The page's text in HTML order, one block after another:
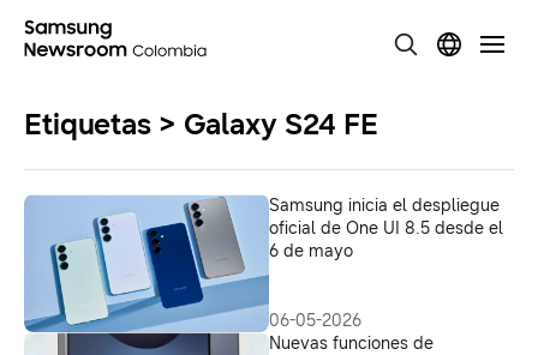
Etiquetas > Galaxy S24 FE
Samsung inicia el despliegue
oficial de One UI 8.5 desde el
6 de mayo
06-05-2026
Nuevas funciones de